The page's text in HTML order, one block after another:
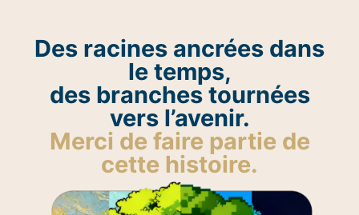
Des racines ancrées dans
le temps,
des branches tournées
vers l’avenir.
Merci de faire partie de
cette histoire.